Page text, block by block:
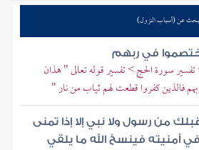
عن (أسباب النزول)
في ربهم
تفسير سورة الحج > تفسير قوله تعالى " هذان
فالذين كفروا قطعت لهم ثياب من نار "
من رسول ولا نبي إلا إذا تمنى
أمنيته فينسخ الله ما يلقي